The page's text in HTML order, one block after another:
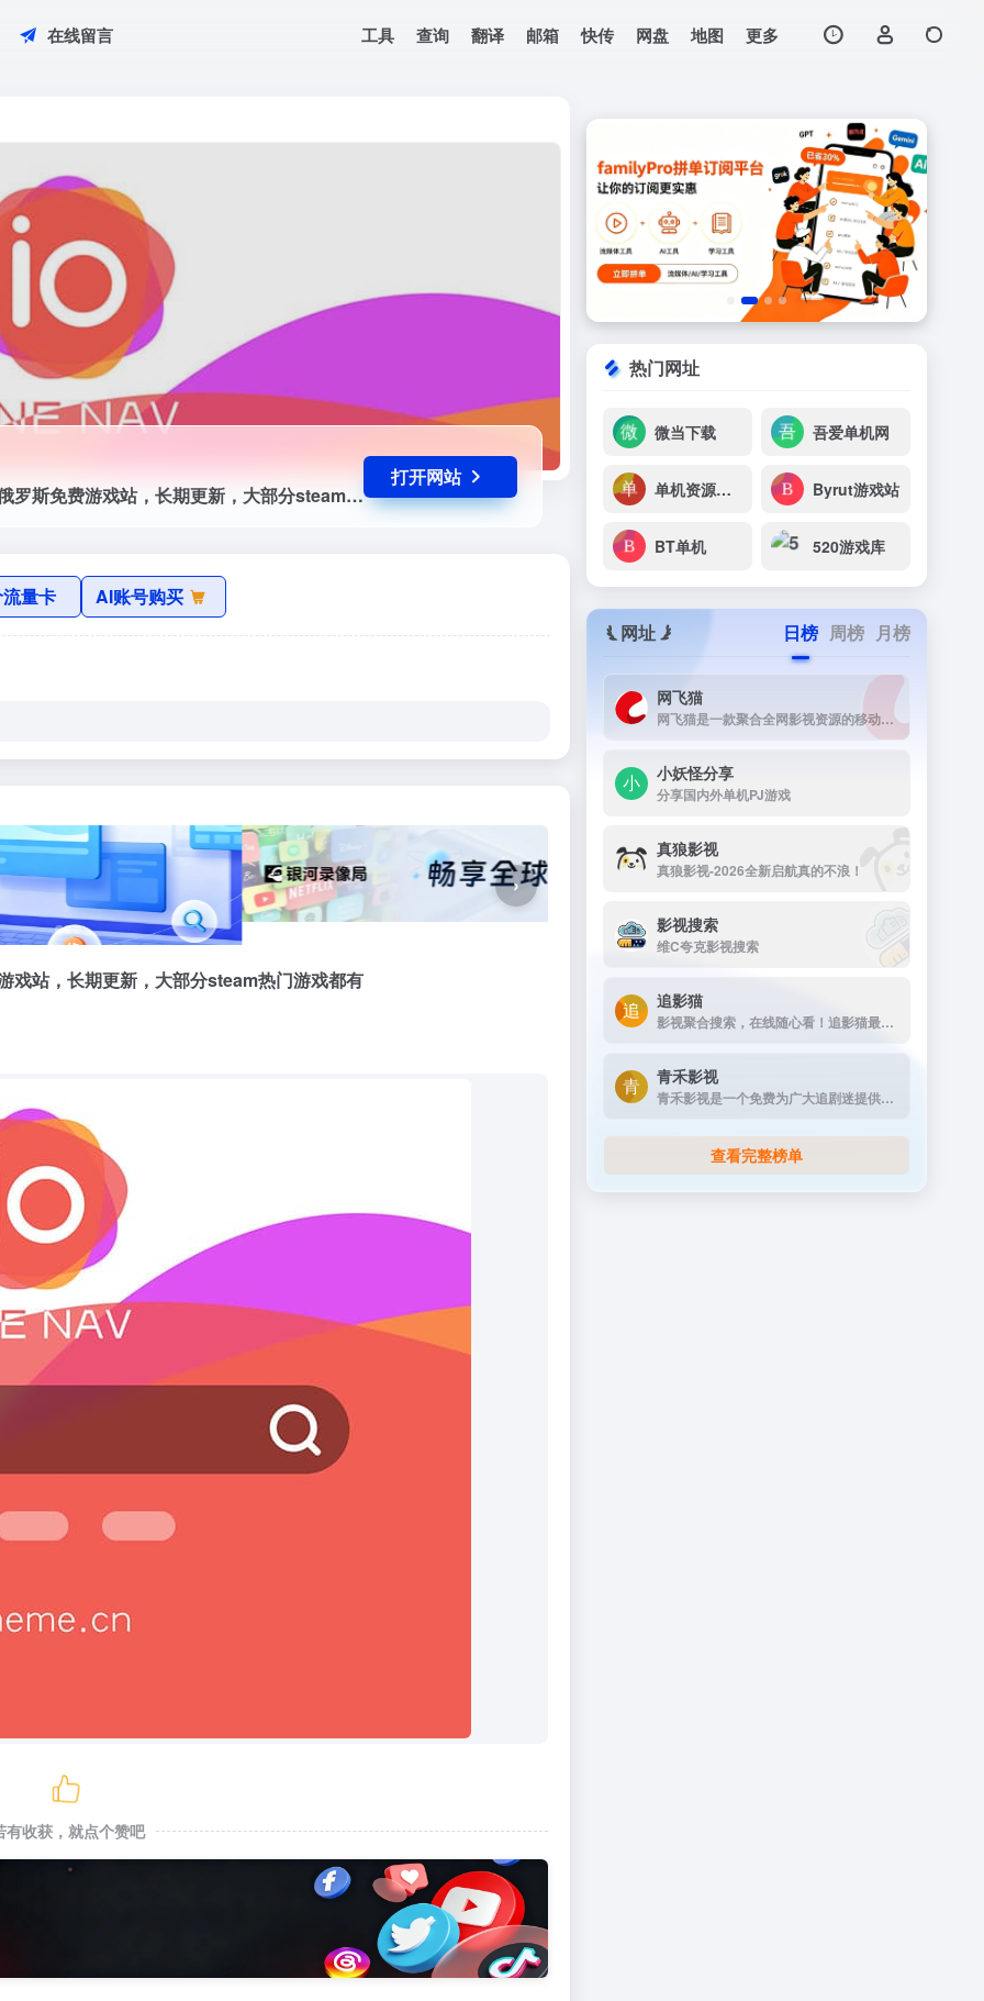
在线留言 工具 查询 翻译 邮箱 快传 网盘 地图 更多
byrut官网，byrut-俄罗斯官网入口网址，俄罗斯免费游戏站，长期更新，大部分steam热门游戏都有
打开网站
量卡 AI账号购买
›
站，长期更新，大部分steam热门游戏都有
有收获，就点个赞吧
热门网址
微当下载 吾爱单机网
单机资源下载 Byrut游戏站
BT单机 520游戏库
网址 日榜 周榜 月榜
网飞猫
网飞猫是一款聚合全网影视资源的移动端播放应用，主打免费、高画...
小妖怪分享
分享国内外单机PJ游戏
真狼影视
真狼影视-2026全新启航真的不浪！
影视搜索
维C夸克影视搜索
追影猫
影视聚合搜索，在线随心看！追影猫最新地址发布页（zhuiyingmao.vip），汇集全球最全电影、电视剧、综艺、动漫、纪录片等影视资源站点！
青禾影视
青禾影视是一个免费为广大追剧迷提供在线播放的影视站，涵盖大量免费的VIP电视剧资源、最新上映大片、好看的综艺节目及动漫视频，是一个播放速度快，资源多的免费影视网站
查看完整榜单